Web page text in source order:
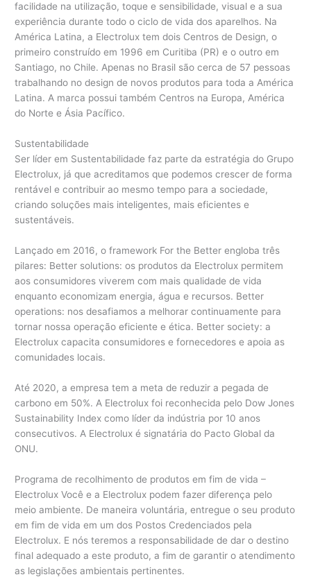
facilidade na utilização, toque e sensibilidade, visual e a sua
experiência durante todo o ciclo de vida dos aparelhos. Na
América Latina, a Electrolux tem dois Centros de Design, o
primeiro construído em 1996 em Curitiba (PR) e o outro em
Santiago, no Chile. Apenas no Brasil são cerca de 57 pessoas
trabalhando no design de novos produtos para toda a América
Latina. A marca possui também Centros na Europa, América
do Norte e Ásia Pacífico.
Sustentabilidade
Ser líder em Sustentabilidade faz parte da estratégia do Grupo
Electrolux, já que acreditamos que podemos crescer de forma
rentável e contribuir ao mesmo tempo para a sociedade,
criando soluções mais inteligentes, mais eficientes e
sustentáveis.
Lançado em 2016, o framework For the Better engloba três
pilares: Better solutions: os produtos da Electrolux permitem
aos consumidores viverem com mais qualidade de vida
enquanto economizam energia, água e recursos. Better
operations: nos desafiamos a melhorar continuamente para
tornar nossa operação eficiente e ética. Better society: a
Electrolux capacita consumidores e fornecedores e apoia as
comunidades locais.
Até 2020, a empresa tem a meta de reduzir a pegada de
carbono em 50%. A Electrolux foi reconhecida pelo Dow Jones
Sustainability Index como líder da indústria por 10 anos
consecutivos. A Electrolux é signatária do Pacto Global da
ONU.
Programa de recolhimento de produtos em fim de vida –
Electrolux Você e a Electrolux podem fazer diferença pelo
meio ambiente. De maneira voluntária, entregue o seu produto
em fim de vida em um dos Postos Credenciados pela
Electrolux. E nós teremos a responsabilidade de dar o destino
final adequado a este produto, a fim de garantir o atendimento
as legislações ambientais pertinentes.